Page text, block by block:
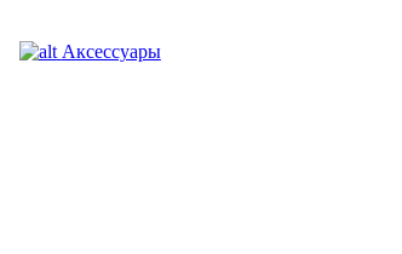
Аксессуары